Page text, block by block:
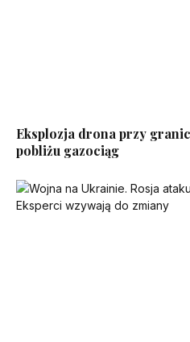
Eksplozja drona przy
pobliżu gazociąg